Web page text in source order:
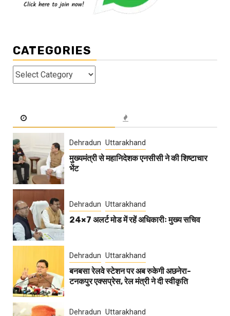
CATEGORIES
Categories
Dehradun Uttarakhand
मुख्यमंत्री से महानिदेशक एनसीसी ने की शिष्टाचार
भेंट
Dehradun Uttarakhand
24×7 अलर्ट मोड में रहें अधिकारीः मुख्य सचिव
Dehradun Uttarakhand
बनबसा रेलवे स्टेशन पर अब रुकेगी अछनेरा-
टनकपुर एक्सप्रेस, रेल मंत्री ने दी स्वीकृति
Dehradun Uttarakhand